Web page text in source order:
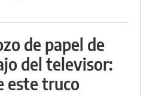
de papel de
del televisor:
este truco